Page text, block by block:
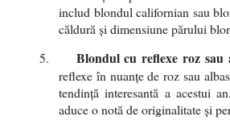
includ blondul californian sau
căldură și dimensiune părului
5.
Blondul cu reflexe roz sau
reflexe în nuanțe de roz sau
tendință interesantă a acestui
aduce o notă de originalitate și